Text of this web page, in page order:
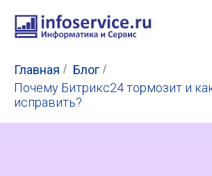
Главная / Блог /
Почему Битрикс24 тормозит и
исправить?